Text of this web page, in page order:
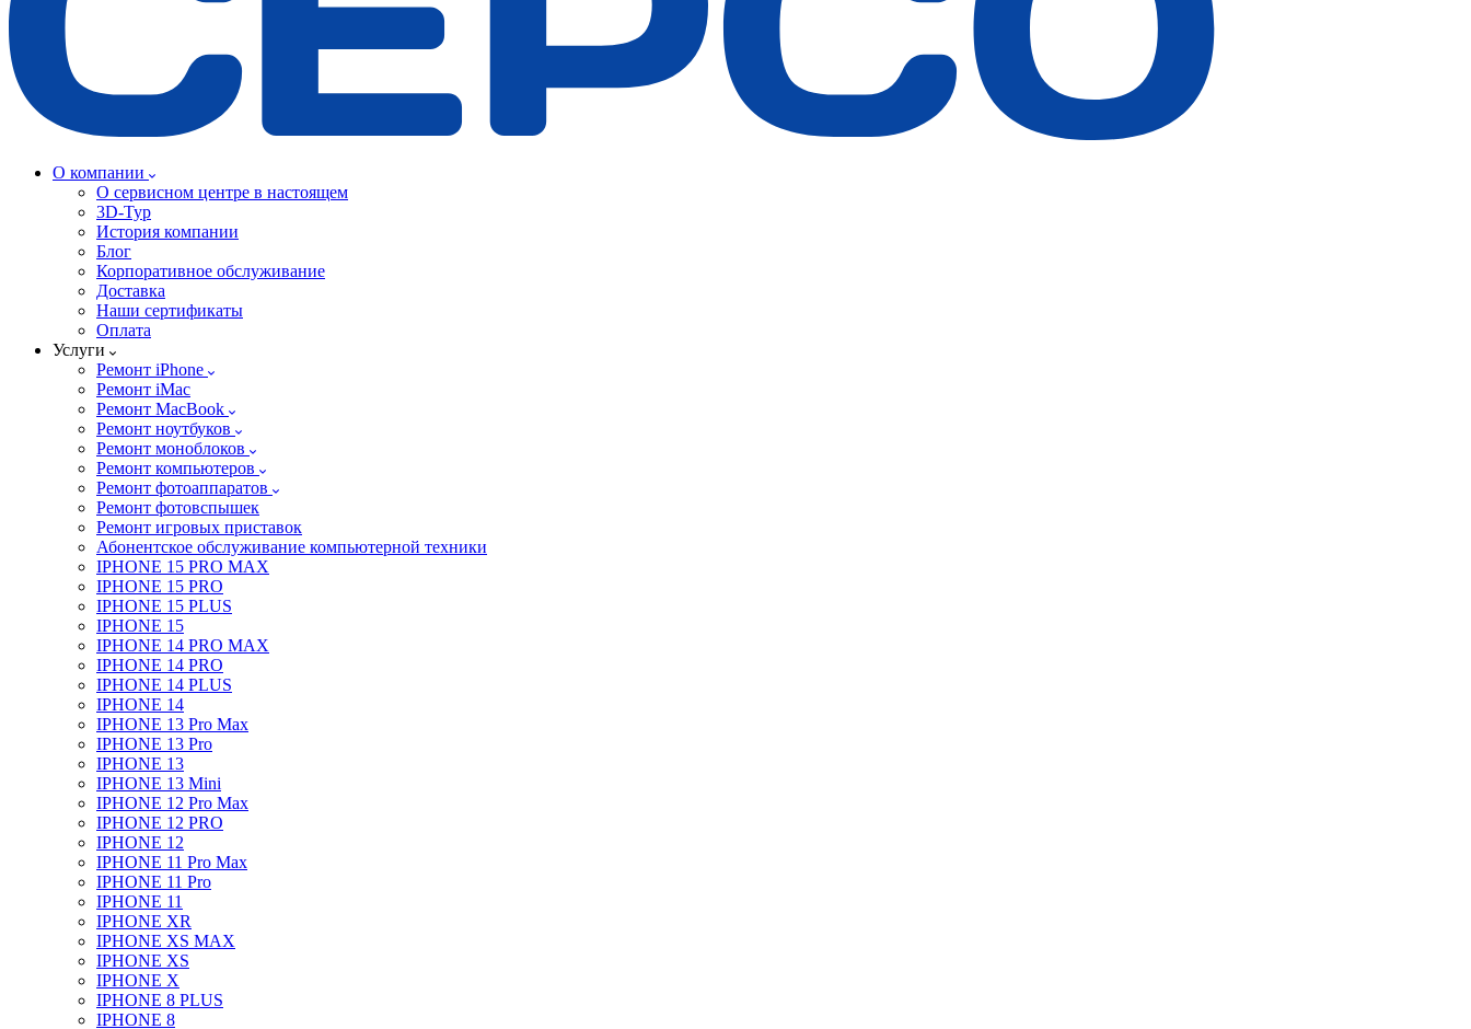
О компании
О сервисном центре в настоящем
3D-Тур
История компании
Блог
Корпоративное обслуживание
Доставка
Наши сертификаты
Оплата
Услуги
Ремонт iPhone
Ремонт iMac
Ремонт MacBook
Ремонт ноутбуков
Ремонт моноблоков
Ремонт компьютеров
Ремонт фотоаппаратов
Ремонт фотовспышек
Ремонт игровых приставок
Абонентское обслуживание компьютерной техники
IPHONE 15 PRO MAX
IPHONE 15 PRO
IPHONE 15 PLUS
IPHONE 15
IPHONE 14 PRO MAX
IPHONE 14 PRO
IPHONE 14 PLUS
IPHONE 14
IPHONE 13 Pro Max
IPHONE 13 Pro
IPHONE 13
IPHONE 13 Mini
IPHONE 12 Pro Max
IPHONE 12 PRO
IPHONE 12
IPHONE 11 Pro Max
IPHONE 11 Pro
IPHONE 11
IPHONE XR
IPHONE XS MAX
IPHONE XS
IPHONE X
IPHONE 8 PLUS
IPHONE 8